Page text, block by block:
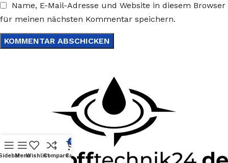
Name, E-Mail-Adresse und Website in diesem Browser
für meinen nächsten Kommentar speichern.
MenuWishlistCompare
0
Cart